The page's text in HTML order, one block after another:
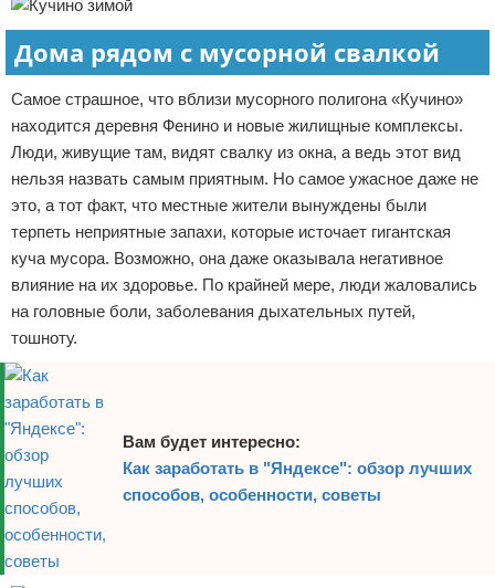
Дома рядом с мусорной свалкой
Самое страшное, что вблизи мусорного полигона «Кучино»
находится деревня Фенино и новые жилищные комплексы.
Люди, живущие там, видят свалку из окна, а ведь этот вид
нельзя назвать самым приятным. Но самое ужасное даже не
это, а тот факт, что местные жители вынуждены были
терпеть неприятные запахи, которые источает гигантская
куча мусора. Возможно, она даже оказывала негативное
влияние на их здоровье. По крайней мере, люди жаловались
на головные боли, заболевания дыхательных путей,
тошноту.
Вам будет интересно:
Как заработать в "Яндексе": обзор лучших
способов, особенности, советы